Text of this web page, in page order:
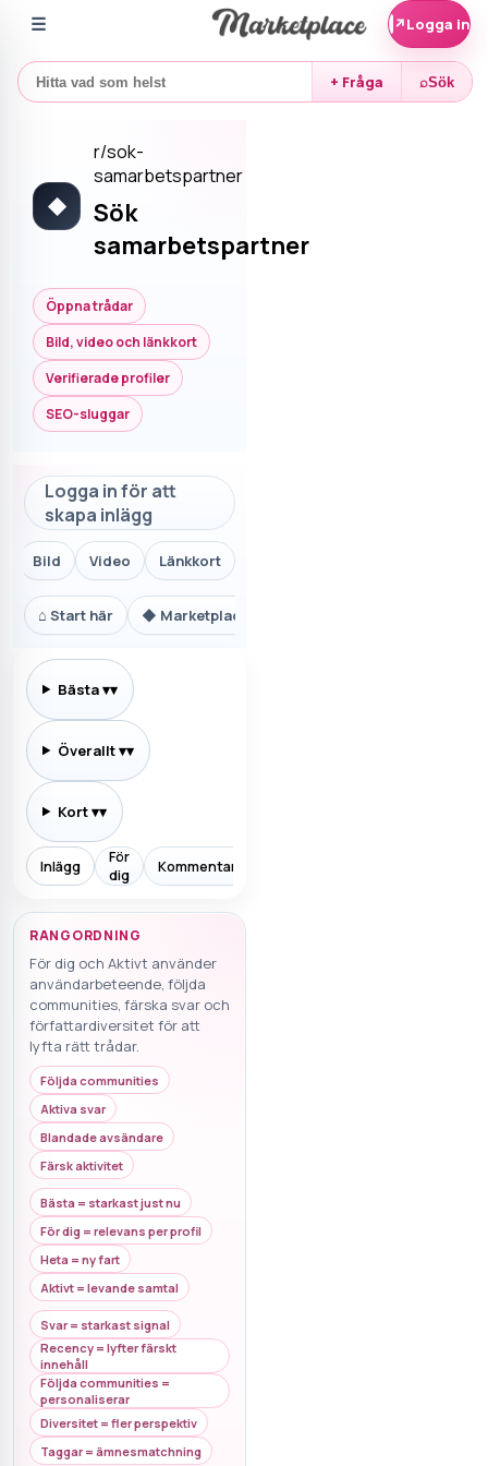
☰
+ Fråga ⌕Sök
↗Logga in
◆
r/sok-
samarbetspartner
Sök
samarbetspartner
Öppna trådar
Bild, video och länkkort
Verifierade profiler
SEO-sluggar
Logga in för att
skapa inlägg
Bild Video Länkkort
⌂ Start här ◆ Marketplace.se
Bästa▾
Överallt▾
Kort▾
Inlägg
För
dig
Kommentarer
RANGORDNING
För dig och Aktivt använder
användarbeteende, följda
communities, färska svar och
författardiversitet för att
lyfta rätt trådar.
Följda communities
Aktiva svar
Blandade avsändare
Färsk aktivitet
Bästa = starkast just nu
För dig = relevans per profil
Heta = ny fart
Aktivt = levande samtal
Svar = starkast signal
Recency = lyfter färskt
innehåll
Följda communities =
personaliserar
Diversitet = fler perspektiv
Taggar = ämnesmatchning